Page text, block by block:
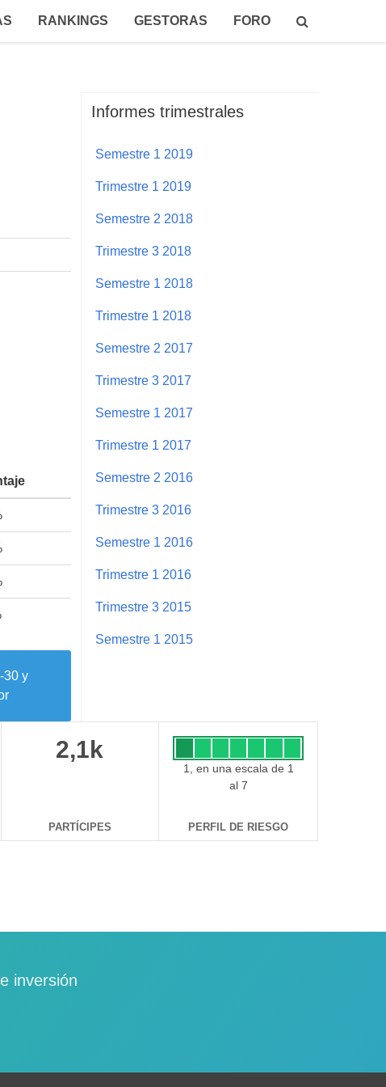
RANKINGS GESTORAS FORO
30 y
Informes trimestrales
Semestre 1 2019
Trimestre 1 2019
Semestre 2 2018
Trimestre 3 2018
Semestre 1 2018
Trimestre 1 2018
Semestre 2 2017
Trimestre 3 2017
Semestre 1 2017
Trimestre 1 2017
Semestre 2 2016
Trimestre 3 2016
Semestre 1 2016
Trimestre 1 2016
Trimestre 3 2015
Semestre 1 2015
2,1k
PARTÍCIPES
1, en una escala de 1
al 7
PERFIL DE RIESGO
inversión